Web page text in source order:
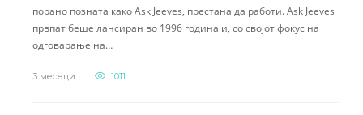
порано позната како Ask Jeeves, престана да работи. Ask Jeeves
првпат беше лансиран во 1996 година и, со својот фокус на
одговарање на…
3 месеци 1011